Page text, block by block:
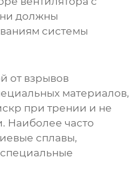
должны
системы
от взрывов
материалов,
при трении и не
Наиболее часто
сплавы,